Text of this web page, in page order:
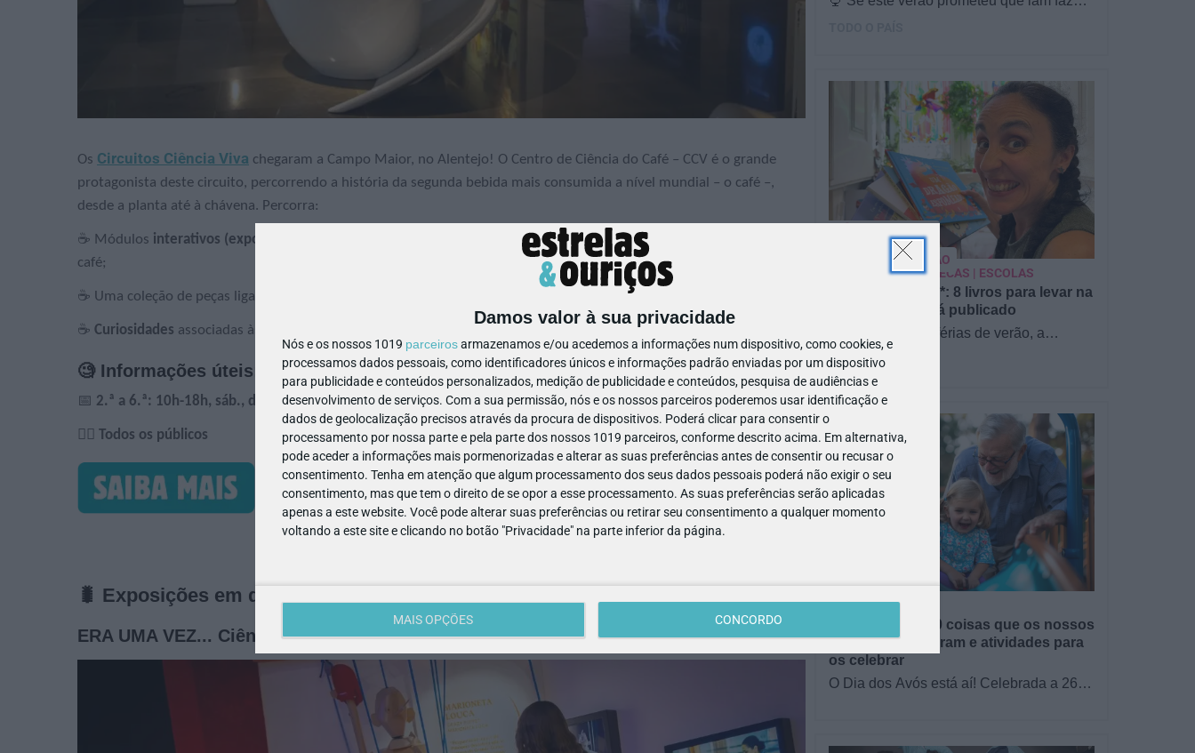
Damos valor à sua privacidade
Nós e os nossos 1019 parceirosarmazenamos e/ou acedemos a informações num dispositivo, como cookies, e
processamos dados pessoais, como identificadores únicos e informações padrão enviadas por um dispositivo
para publicidade e conteúdos personalizados, medição de publicidade e conteúdos, pesquisa de audiências e
desenvolvimento de serviços. Com a sua permissão, nós e os nossos parceiros poderemos usar identificação e
dados de geolocalização precisos através da procura de dispositivos. Poderá clicar para consentir o
processamento por nossa parte e pela parte dos nossos 1019 parceiros, conforme descrito acima. Em alternativa,
pode aceder a informações mais pormenorizadas e alterar as suas preferências antes de consentir ou recusar o
consentimento. Tenha em atenção que algum processamento dos seus dados pessoais poderá não exigir o seu
consentimento, mas que tem o direito de se opor a esse processamento. As suas preferências serão aplicadas
apenas a este website. Você pode alterar suas preferências ou retirar seu consentimento a qualquer momento
voltando a este site e clicando no botão "Privacidade" na parte inferior da página.
MAIS OPÇÕES CONCORDO
Os Circuitos Ciência Viva chegaram a Campo Maior, no Alentejo! O Centro de Ciência do Café – CCV é o grande
protagonista deste circuito, percorrendo a história da segunda bebida mais consumida a nível mundial – o café –,
desde a planta até à chávena. Percorra:
☕ Módulos interativos (exposições permanentes): 🌱 Café: da planta à chávena,🌱Processos de transformação do
café;
☕ Uma coleção de peças ligadas à
☕ Curiosidades associadas às duas espécies de café mais conhecidas do mundo – arábica e robusta.
🧐 Informações úteis:
📅 2.ª a 6.ª: 10h-18h, sáb., dom., fer.: 10h-14h
🙋‍♀️ Todos os públicos
🐛 Exposições em destaque
ERA UMA VEZ... Ciência para quem gosta de histórias
Pré-visualização*: 8 livros para levar na
mala de férias - já publicado
Para celebrar as férias de verão, a
Estrelas & Ouriços fez uma parceria com
a Sofia Vieira, da livraria…
PARA BEBÉS
PRÉ-VISUALIZAÇÃO
CONTOS E BIBLIOTECAS | ESCOLAS
Dia dos Avós: 10 coisas que os nossos
avós nos ensinaram e atividades para
os celebrar
O Dia dos Avós está aí! Celebrada a 26
BRINCAR